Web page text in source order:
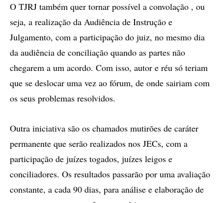
O TJRJ também quer tornar possível a convolação , ou
seja, a realização da Audiência de Instrução e
Julgamento, com a participação do juiz, no mesmo dia
da audiência de conciliação quando as partes não
chegarem a um acordo. Com isso, autor e réu só teriam
que se deslocar uma vez ao fórum, de onde sairiam com
os seus problemas resolvidos.
Outra iniciativa são os chamados mutirões de caráter
permanente que serão realizados nos JECs, com a
participação de juízes togados, juízes leigos e
conciliadores. Os resultados passarão por uma avaliação
constante, a cada 90 dias, para análise e elaboração de